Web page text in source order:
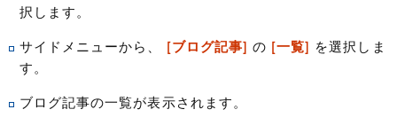
択します。
サイドメニューから、 [ブログ記事] の [一覧]
を選択しま
す。
ブログ記事の一覧が表示されます。